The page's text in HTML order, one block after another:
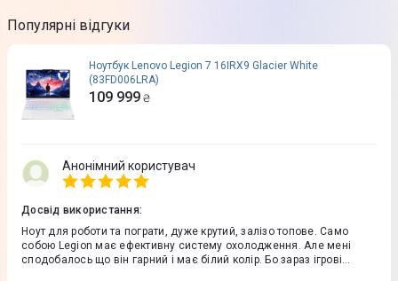
Популярні відгуки
Ноутбук Lenovo Legion 7 16IRX9 Glacier White
(83FD006LRA)
109 999 ₴
Анонімний користувач
Досвід використання:
Ноут для роботи та пограти, дуже крутий, залізо топове. Само
собою Legion має ефективну систему охолодження. Але мені
сподобалось що він гарний і має білий колір. Бо зараз ігрові